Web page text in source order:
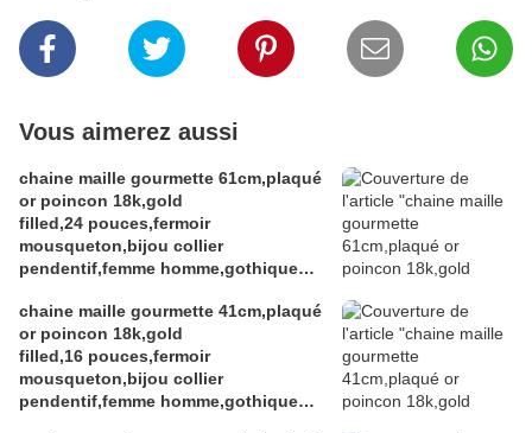
Vous aimerez aussi
chaine maille gourmette 61cm,plaqué
or poincon 18k,gold
filled,24 pouces,fermoir
mousqueton,bijou collier
pendentif,femme homme,gothique
victorien,kawa
chaine maille gourmette 41cm,plaqué
or poincon 18k,gold
filled,16 pouces,fermoir
mousqueton,bijou collier
pendentif,femme homme,gothique